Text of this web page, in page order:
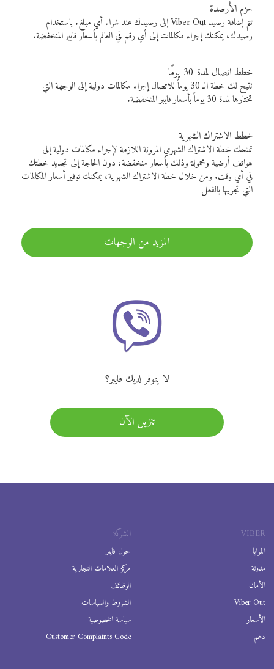
حزم الأرصدة
تتم إضافة رصيد Viber Out إلى رصيدك عند شراء أي مبلغ. باستخدام
رصيدك، يمكنك إجراء مكالمات إلى أي رقم في العالم بأسعار فايبر المنخفضة.
خطط اتصال لمدة 30 يومًا
تتيح لك خطة الـ 30 يوماً للاتصال إجراء مكالمات دولية إلى الوجهة التي
تختارها لمدة 30 يوماً بأسعار فايبر المنخفضة.
خطط الاشتراك الشهرية
تمنحك خطة الاشتراك الشهري المرونة اللازمة لإجراء مكالمات دولية إلى
هواتف أرضية ومحمولة وذلك بأسعار منخفضة، دون الحاجة إلى تجديد خطتك
في أي وقت. ومن خلال خطة الاشتراك الشهرية، يمكنك توفير أسعار المكالمات
التي تجريها بالفعل
المزيد من الوجهات
لا يتوفر لديك فايبر؟
تنزيل الآن
VIBER
المزايا
مدونة
الأمان
Viber Out
الأسعار
دعم
الشركة
حول فايبر
مركز العلامات التجارية
الوظائف
الشروط والسياسات
سياسة الخصوصية
Customer Complaints Code